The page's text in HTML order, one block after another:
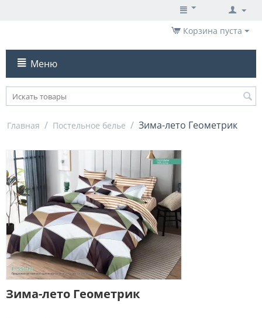
Корзина пуста
Меню
Главная / Постельное белье / Зима-лето Геометрик
Зима-лето Геометрик